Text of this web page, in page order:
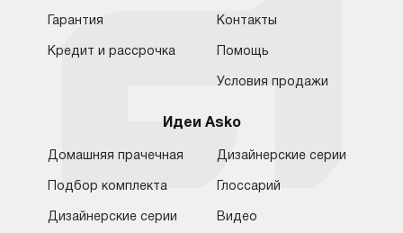
Санкт-Петербург
Москва
Гарантия
Кредит и рассрочка
Контакты
Помощь
Условия продажи
Идеи Asko
Домашняя прачечная
Подбор комплекта
Дизайнерские серии
Дизайнерские серии
Глоссарий
Видео